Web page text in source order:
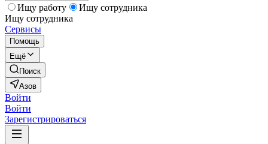
Ищу работу
Ищу сотрудника
Ищу сотрудника
Сервисы
Помощь
Ещё
Поиск
Азов
Войти
Войти
Зарегистрироваться